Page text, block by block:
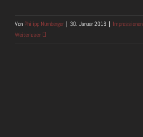
Von Philipp Nürnberger | 30. Januar 2016 | Impressionen
Weiterlesen